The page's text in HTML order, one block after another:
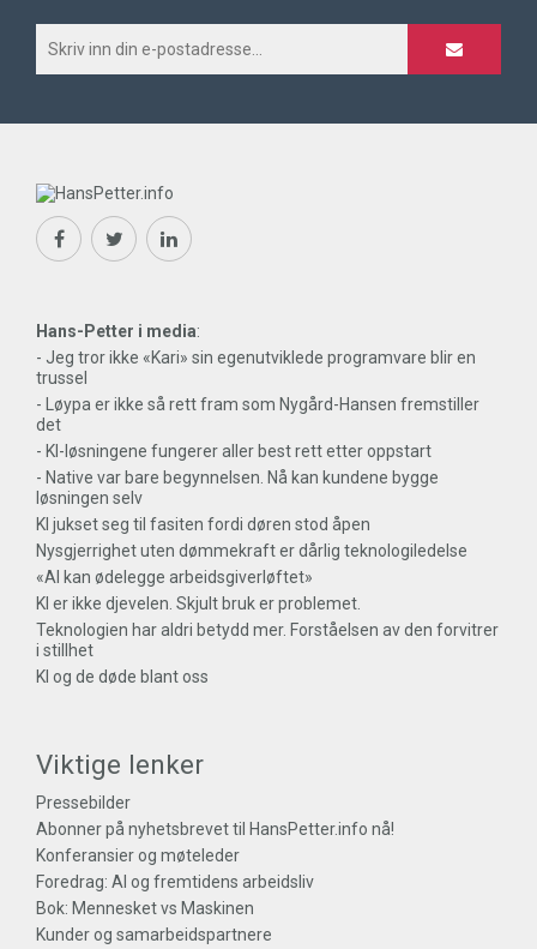
Hans-Petter i media:
- Jeg tror ikke «Kari» sin egenutviklede programvare blir en
trussel
- Løypa er ikke så rett fram som Nygård-Hansen fremstiller
det
- KI-løsningene fungerer aller best rett etter oppstart
- Native var bare begynnelsen. Nå kan kundene bygge
løsningen selv
KI jukset seg til fasiten fordi døren stod åpen
Nysgjerrighet uten dømmekraft er dårlig teknologiledelse
«AI kan ødelegge arbeidsgiverløftet»
KI er ikke djevelen. Skjult bruk er problemet.
Teknologien har aldri betydd mer. Forståelsen av den forvitrer
i stillhet
KI og de døde blant oss
Viktige lenker
Pressebilder
Abonner på nyhetsbrevet til HansPetter.info nå!
Konferansier og møteleder
Foredrag: AI og fremtidens arbeidsliv
Bok: Mennesket vs Maskinen
Kunder og samarbeidspartnere